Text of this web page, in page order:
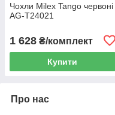
Чохли Milex Tango червоні
AG-T24021
1 628 ₴/комплект
Купити
Про нас